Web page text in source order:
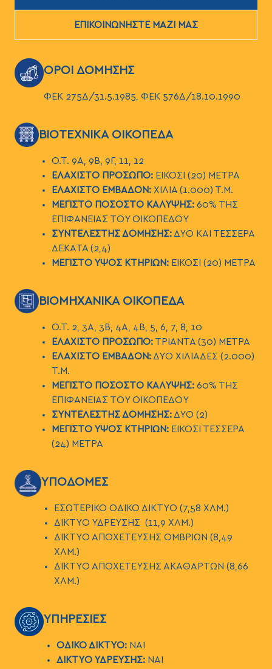
ΕΠΙΚΟΙΝΩΝΗΣΤΕ ΜΑΖΙ ΜΑΣ
ΕΙΚΟΝΑΟΡΟΙ ΔΟΜΗΣΗΣ
ΦΕΚ 275Δ/31.5.1985, ΦΕΚ 576Δ/18.10.1990
ΕΙΚΟΝΑΒΙΟΤΕΧΝΙΚΑ ΟΙΚΟΠΕΔΑ
Ο.Τ. 9Α, 9Β, 9Γ, 11, 12
ΕΛΑΧΙΣΤΟ ΠΡΟΣΩΠΟ:ΕΙΚΟΣΙ (20) ΜΕΤΡΑ
ΕΛΑΧΙΣΤΟ ΕΜΒΑΔΟΝ:ΧΙΛΙΑ (1.000) Τ.Μ.
ΜΕΓΙΣΤΟ ΠΟΣΟΣΤΟ ΚΑΛΥΨΗΣ:60% ΤΗΣ
ΕΠΙΦΑΝΕΙΑΣ ΤΟΥ ΟΙΚΟΠΕΔΟΥ
ΣΥΝΤΕΛΕΣΤΗΣ ΔΟΜΗΣΗΣ:ΔΥΟ ΚΑΙ ΤΕΣΣΕΡΑ
ΔΕΚΑΤΑ (2,4)
ΜΕΓΙΣΤΟ ΥΨΟΣ ΚΤΗΡΙΩΝ:ΕΙΚΟΣΙ (20) ΜΕΤΡΑ
ΕΙΚΟΝΑΒΙΟΜΗΧΑΝΙΚΑ ΟΙΚΟΠΕΔΑ
Ο.Τ. 2, 3Α, 3Β, 4Α, 4Β, 5, 6, 7, 8, 10
ΕΛΑΧΙΣΤΟ ΠΡΟΣΩΠΟ:ΤΡΙΑΝΤΑ (30) ΜΕΤΡΑ
ΕΛΑΧΙΣΤΟ ΕΜΒΑΔΟΝ:ΔΥΟ ΧΙΛΙΑΔΕΣ (2.000)
Τ.Μ.
ΜΕΓΙΣΤΟ ΠΟΣΟΣΤΟ ΚΑΛΥΨΗΣ:60% ΤΗΣ
ΕΠΙΦΑΝΕΙΑΣ ΤΟΥ ΟΙΚΟΠΕΔΟΥ
ΣΥΝΤΕΛΕΣΤΗΣ ΔΟΜΗΣΗΣ:ΔΥΟ (2)
ΜΕΓΙΣΤΟ ΥΨΟΣ ΚΤΗΡΙΩΝ:ΕΙΚΟΣΙ ΤΕΣΣΕΡΑ
(24) ΜΕΤΡΑ
ΕΙΚΟΝΑΥΠΟΔΟΜΕΣ
EΣΩΤΕΡΙΚΟ ΟΔΙΚΟ ΔΙΚΤΥΟ (7,58 ΧΛΜ.)
ΔΙΚΤΥΟ ΥΔΡΕΥΣΗΣ (11,9 ΧΛΜ.)
ΔΙΚΤΥΟ ΑΠΟΧΕΤΕΥΣΗΣ ΟΜΒΡΙΩΝ (8,49
ΧΛΜ.)
ΔΙΚΤΥΟ ΑΠΟΧΕΤΕΥΣΗΣ ΑΚΑΘΑΡΤΩΝ (8,66
ΧΛΜ.)
ΕΙΚΟΝΑΥΠΗΡΕΣΙΕΣ
ΟΔΙΚΟ ΔΙΚΤΥΟ:ΝΑΙ
ΔΙΚΤΥΟ ΥΔΡΕΥΣΗΣ: ΝΑΙ